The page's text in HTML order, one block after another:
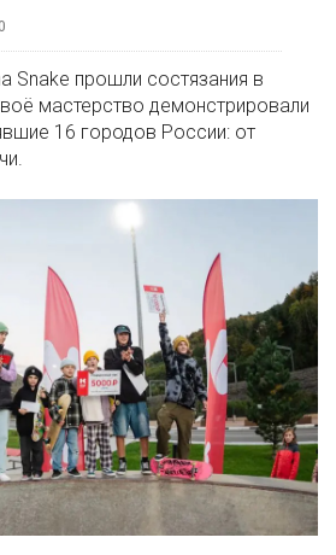
Snake прошли состязания в
мастерство демонстрировали
16 городов России: от